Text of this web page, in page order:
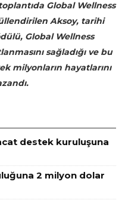
Global Wellness
Aksoy, tarihi
Global Wellness
sağladığı ve bu
milyonların hayatlarını
destek kuruluşuna
2 milyon dolar